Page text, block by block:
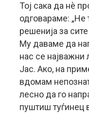
Тој сака да нè
одговараме: „Не
решенија за
Му даваме да
нас се најважни
Јас. Ако, на
вдомам
лесно да го
пуштиш туѓинец